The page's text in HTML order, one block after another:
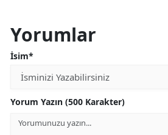
Yorumlar
İsim*
Yorum Yazın (500 Karakter)